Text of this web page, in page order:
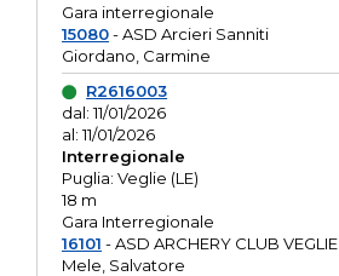
Gara interregionale
15080- ASD Arcieri Sanniti
Giordano, Carmine
R2616003
dal: 11/01/2026
al: 11/01/2026
Interregionale
Puglia: Veglie (LE)
18 m
Gara Interregionale
16101 - ASD ARCHERY CLUB VEGLIE
Mele, Salvatore